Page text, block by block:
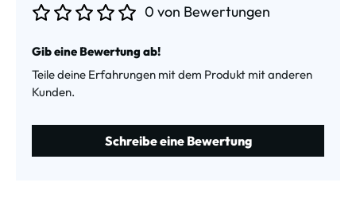
0 von Bewertungen
Gib eine Bewertung ab!
Teile deine Erfahrungen mit dem Produkt mit anderen
Kunden.
Schreibe eine Bewertung